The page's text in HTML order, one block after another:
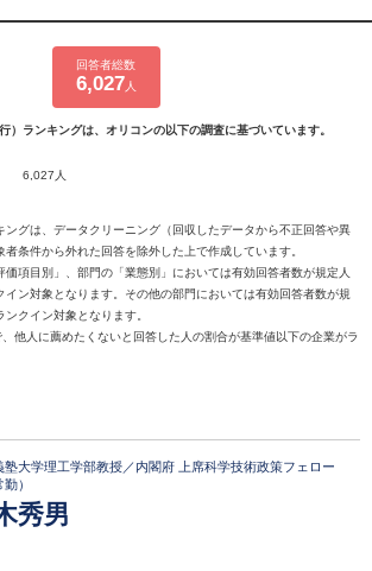
回答者総数
6,027 人
）ランキングは、オリコンの以下の調査に基づいています。
6,027人
グは、データクリーニング（回収したデータから不正回答や異
条件から外れた回答を除外した上で作成しています。
項目別」、部門の「業態別」においては有効回答者数が規定人
イン対象となります。その他の部門においては有効回答者数が規
クイン対象となります。
他人に薦めたくないと回答した人の割合が基準値以下の企業がラ
塾大学理工学部教授／内閣府 上席科学技術政策フェロー
勤）
秀男